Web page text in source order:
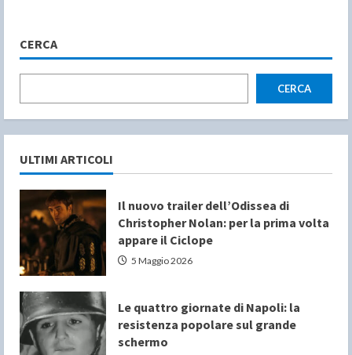
CERCA
CERCA
ULTIMI ARTICOLI
Il nuovo trailer dell’Odissea di
Christopher Nolan: per la prima volta
appare il Ciclope
5 Maggio 2026
Le quattro giornate di Napoli: la
resistenza popolare sul grande
schermo